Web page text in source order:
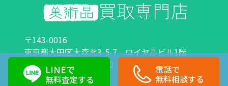
LINEで
無料査定する
電話で
無料相談する
〒143-0016
東京都大田区大森北3-5-7 ロイヤルビル1階
営業時間：10:00～18:00 定休日：日曜日・祝日
0120-89-0007 03-6423-1033